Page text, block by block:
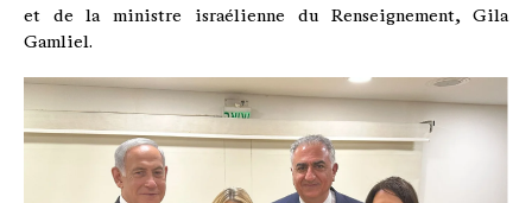
et de la ministre israélienne du Renseignement, Gila
Gamliel.